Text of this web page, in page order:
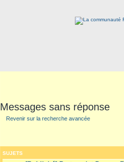
Messages sans réponse
Revenir sur la recherche avancée
SUJETS